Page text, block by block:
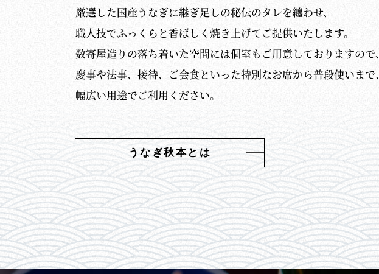
厳選した国産うなぎに継ぎ足しの秘伝のタレを纏わせ、
職人技でふっくらと香ばしく焼き上げてご提供いたします。
数寄屋造りの落ち着いた空間には個室もご用意しておりますので、
慶事や法事、接待、ご会食といった特別なお席から普段使いまで、
幅広い用途でご利用ください。
うなぎ秋本とは